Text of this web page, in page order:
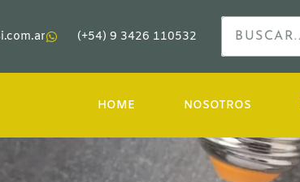
(+54) 9 3426 110532
HOME NOSOTROS